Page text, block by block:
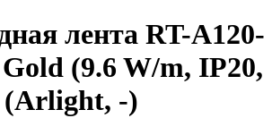
лента RT-A120-
(9.6 W/m, IP20,
(Arlight, -)